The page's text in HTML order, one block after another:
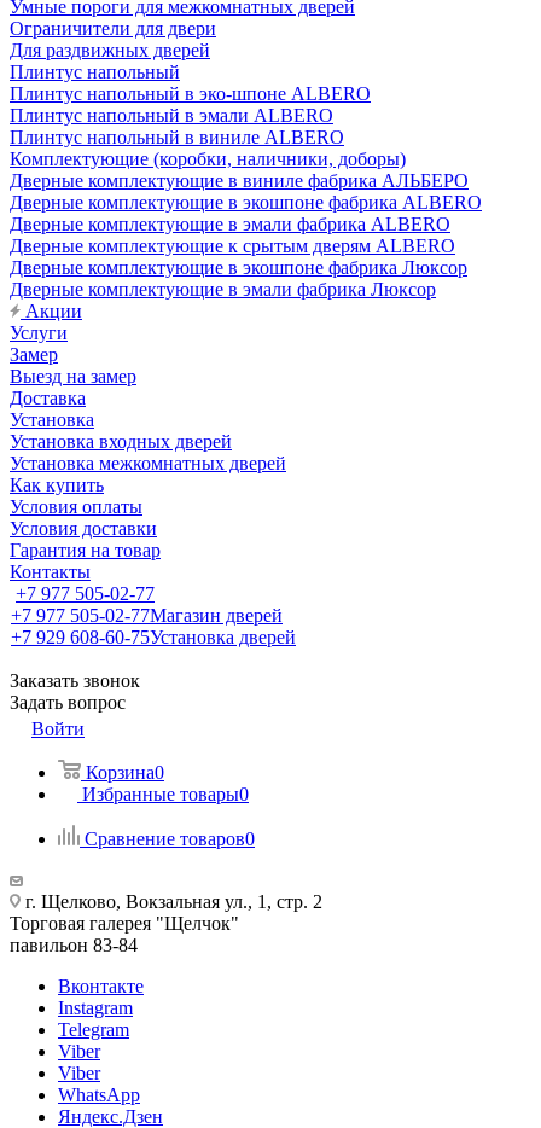
Умные пороги для межкомнатных дверей
Ограничители для двери
Для раздвижных дверей
Плинтус напольный
Плинтус напольный в эко-шпоне ALBERO
Плинтус напольный в эмали ALBERO
Плинтус напольный в виниле ALBERO
Комплектующие (коробки, наличники, доборы)
Дверные комплектующие в виниле фабрика АЛЬБЕРО
Дверные комплектующие в экошпоне фабрика ALBERO
Дверные комплектующие в эмали фабрика ALBERO
Дверные комплектующие к срытым дверям ALBERO
Дверные комплектующие в экошпоне фабрика Люксор
Дверные комплектующие в эмали фабрика Люксор
Акции
Услуги
Замер
Выезд на замер
Доставка
Установка
Установка входных дверей
Установка межкомнатных дверей
Как купить
Условия оплаты
Условия доставки
Гарантия на товар
Контакты
+7 977 505-02-77
+7 977 505-02-77Магазин дверей
+7 929 608-60-75Установка дверей
Заказать звонок
Задать вопрос
Войти
Корзина0
Избранные товары0
Сравнение товаров0
г. Щелково, Вокзальная ул., 1, стр. 2
Торговая галерея "Щелчок"
павильон 83-84
Вконтакте
Instagram
Telegram
Viber
Viber
WhatsApp
Яндекс.Дзен